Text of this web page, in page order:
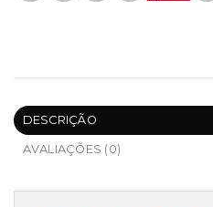
DESCRIÇÃO
AVALIAÇÕES (0)